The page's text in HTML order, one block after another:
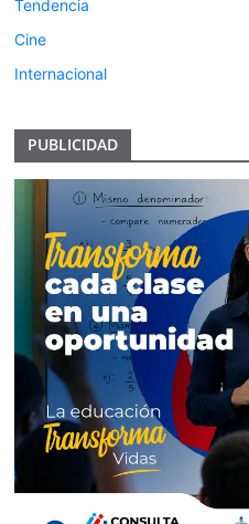
Tendencia
Cine
Internacional
PUBLICIDAD